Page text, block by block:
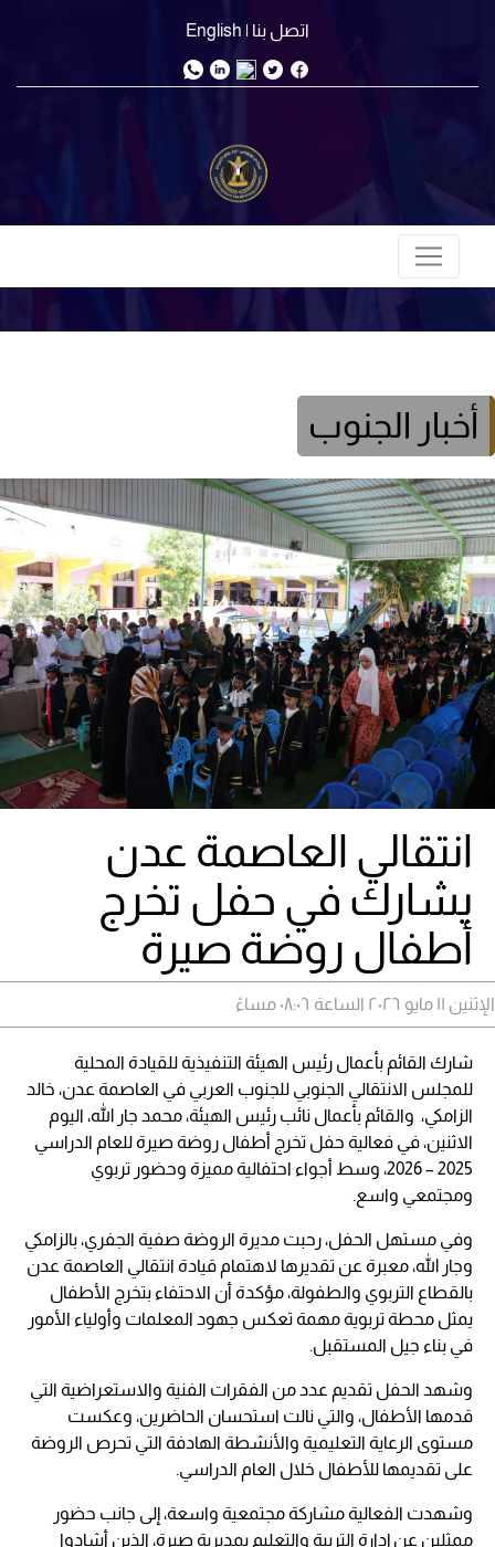
اتصل بنا | English
أخبار الجنوب
انتقالي العاصمة عدن
يشارك في حفل تخرج
أطفال روضة صيرة
الإثنين ١١ مايو ٢٠٢٦ الساعة ٠٨:٠٦ مساءً
شارك القائم بأعمال رئيس الهيئة التنفيذية للقيادة المحلية
للمجلس الانتقالي الجنوبي للجنوب العربي في العاصمة عدن، خالد
الزامكي، والقائم بأعمال نائب رئيس الهيئة، محمد جار الله، اليوم
الاثنين، في فعالية حفل تخرج أطفال روضة صيرة للعام الدراسي
2025 – 2026، وسط أجواء احتفالية مميزة وحضور تربوي
ومجتمعي واسع.
وفي مستهل الحفل، رحبت مديرة الروضة صفية الجفري، بالزامكي
وجار الله، معبرة عن تقديرها لاهتمام قيادة انتقالي العاصمة عدن
بالقطاع التربوي والطفولة، مؤكدة أن الاحتفاء بتخرج الأطفال
يمثل محطة تربوية مهمة تعكس جهود المعلمات وأولياء الأمور
في بناء جيل المستقبل.
وشهد الحفل تقديم عدد من الفقرات الفنية والاستعراضية التي
قدمها الأطفال، والتي نالت استحسان الحاضرين، وعكست
مستوى الرعاية التعليمية والأنشطة الهادفة التي تحرص الروضة
على تقديمها للأطفال خلال العام الدراسي.
وشهدت الفعالية مشاركة مجتمعية واسعة، إلى جانب حضور
ممثلين عن إدارة التربية والتعليم بمديرية صيرة، الذين أشادوا